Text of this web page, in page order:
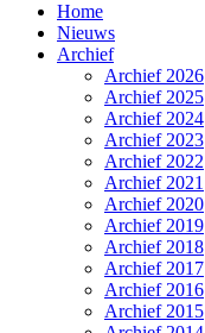
Home
Nieuws
Archief
Archief 2026
Archief 2025
Archief 2024
Archief 2023
Archief 2022
Archief 2021
Archief 2020
Archief 2019
Archief 2018
Archief 2017
Archief 2016
Archief 2015